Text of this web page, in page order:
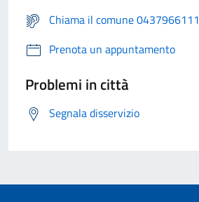
Chiama il comune 0437966111
Prenota un appuntamento
Problemi in città
Segnala disservizio